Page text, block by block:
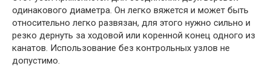
одинакового диаметра. Он легко вяжется и может быть
относительно легко развязан, для этого нужно сильно и
резко дернуть за ходовой или коренной конец одного из
канатов. Использование без контрольных узлов не
допустимо.